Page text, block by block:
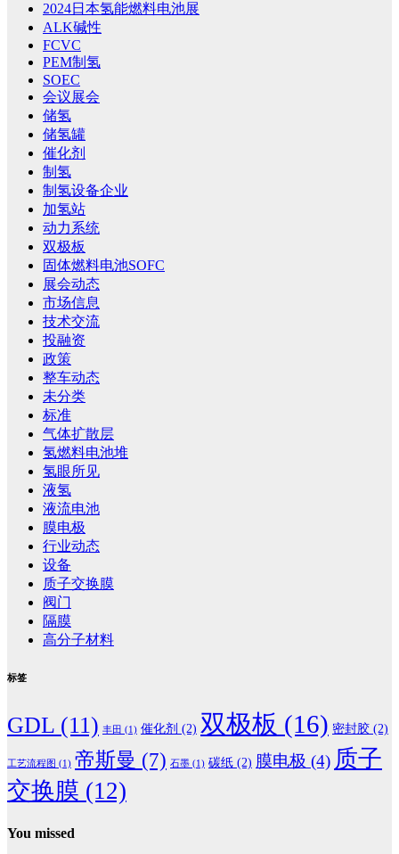
2024日本氢能燃料电池展
ALK碱性
FCVC
PEM制氢
SOEC
会议展会
储氢
储氢罐
催化剂
制氢
制氢设备企业
加氢站
动力系统
双极板
固体燃料电池SOFC
展会动态
市场信息
技术交流
投融资
政策
整车动态
未分类
标准
气体扩散层
氢燃料电池堆
氢眼所见
液氢
液流电池
膜电极
行业动态
设备
质子交换膜
阀门
隔膜
高分子材料
标签
GDL (11) 丰田 (1) 催化剂 (2) 双极板 (16) 密封胶 (2)
工艺流程图 (1) 帝斯曼 (7) 石墨 (1) 碳纸 (2) 膜电极 (4) 质子
交换膜 (12)
You missed